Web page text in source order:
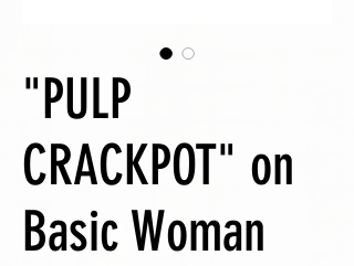
"PULP
CRACKPOT" on
Basic Woman